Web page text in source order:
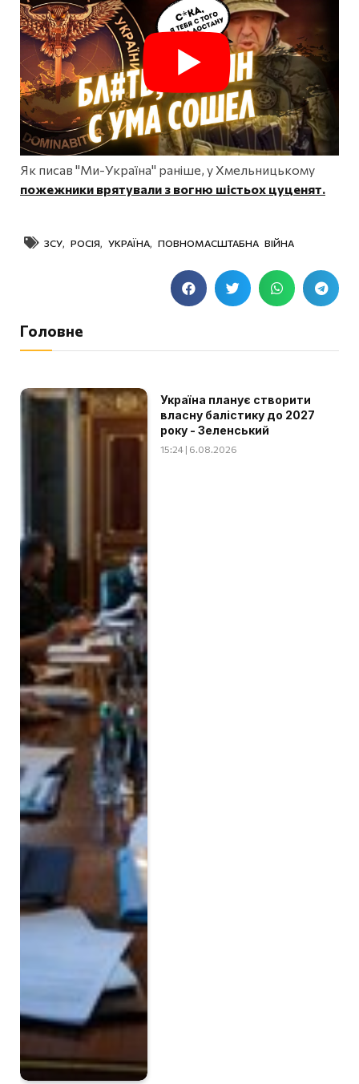
Як писав "Ми-Україна" раніше, у Хмельницькому
пожежники врятували з вогню шістьох цуценят.
ЗСУ РОСІЯ УКРАЇНА ПОВНОМАСШТАБНА ВІЙНА
Головне
Україна планує створити
власну балістику до 2027
року - Зеленський
15:24 | 6.08.2026